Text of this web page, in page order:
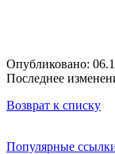
Опубликовано:
Последнее
Возврат к списку
Популярные